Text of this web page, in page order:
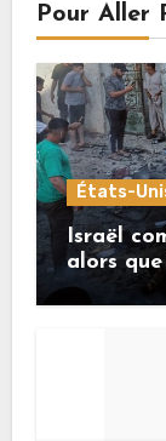
Pour Aller
États-
Israël
alors